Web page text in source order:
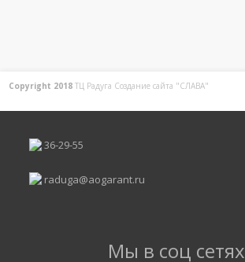
Copyright 2018 ТЦ Радуга Создание сайта "СЛАВА"
36-29-55
raduga@aogarant.ru
Мы в соц сетях